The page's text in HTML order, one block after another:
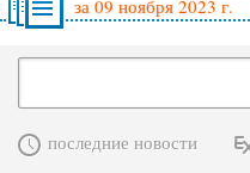
за 09 ноября 2023 г.
последние новости